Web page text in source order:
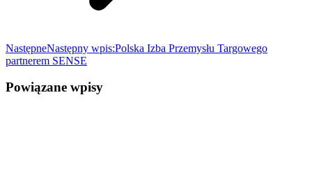
NastępneNastępny wpis:Polska Izba Przemysłu Targowego
partnerem SENSE
Powiązane wpisy